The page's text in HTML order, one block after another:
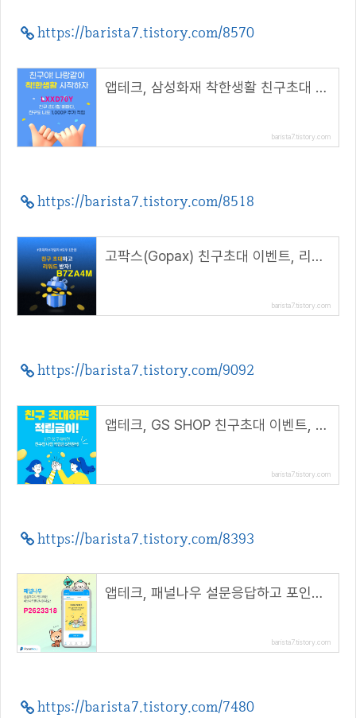
https://barista7.tistory.com/8570
앱테크, 삼성화재 착한생활 친구초대 하면 친구도 나도 1,000P( 추천코드 : LXXD70Y )
barista7.tistory.com
https://barista7.tistory.com/8518
고팍스(Gopax) 친구초대 이벤트, 리워드 1만원 지급( 추천코드 : B7ZA4M )
barista7.tistory.com
https://barista7.tistory.com/9092
앱테크, GS SHOP 친구초대 이벤트, 친구랑 나랑 5천원 적립(추천코드 : winhunt)
barista7.tistory.com
https://barista7.tistory.com/8393
앱테크, 패널나우 설문응답하고 포인트 챙기자(추천코드 : P2623318)
barista7.tistory.com
https://barista7.tistory.com/7480